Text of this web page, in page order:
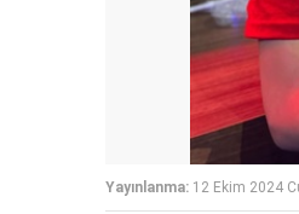
Yayınlanma: 12 Ekim 2024